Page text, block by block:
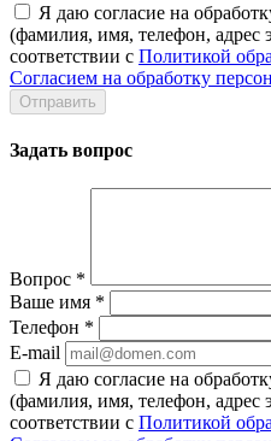
Я даю согласие на
(фамилия, имя, телефон, адрес
соответствии с Политикой
Согласием на обработку
Задать вопрос
Вопрос *
Ваше имя *
Телефон *
E-mail
Я даю согласие на
(фамилия, имя, телефон, адрес
соответствии с Политикой